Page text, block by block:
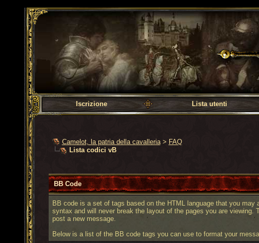
Camelot, la patria della cavalleria
Iscrizione Lista utenti
Camelot, la patria della cavalleria > FAQ
Lista codici vB
BB Code
BB code is a set of tags based on the HTML language that you
syntax and will never break the layout of the pages you are
post a new message.
Below is a list of the BB code tags you can use to format your